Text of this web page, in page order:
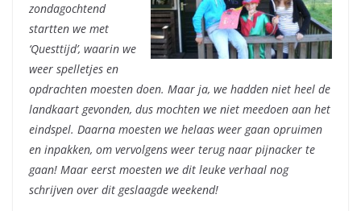
zondagochtend
startten we met
‘Questtijd’, waarin we
weer spelletjes en
opdrachten moesten doen. Maar ja, we hadden niet heel de
landkaart gevonden, dus mochten we niet meedoen aan het
eindspel. Daarna moesten we helaas weer gaan opruimen
en inpakken, om vervolgens weer terug naar pijnacker te
gaan! Maar eerst moesten we dit leuke verhaal nog
schrijven over dit geslaagde weekend!